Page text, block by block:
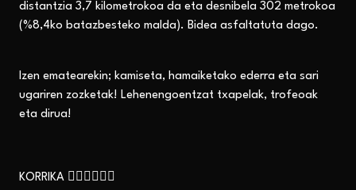
distantzia 3,7 kilometrokoa da eta desnibela 302 metrokoa
(%8,4ko batazbesteko malda). Bidea asfaltatuta dago.
Izen ematearekin; kamiseta, hamaiketako ederra eta sari
ugariren zozketak! Lehenengoentzat txapelak, trofeoak
eta dirua!
KORRIKA 🏃🏼‍♀️🏃🏽‍♂️